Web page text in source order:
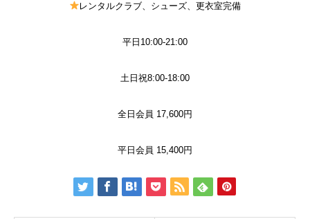
レンタルクラブ、シューズ、更衣室完備
平日 10:00-21:00
土日祝8:00-18:00
全日会員 17,600円
平日会員 15,400円